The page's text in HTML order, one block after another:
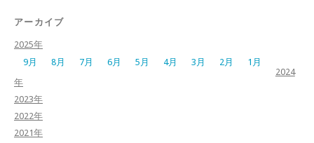
アーカイブ
2025年
9月
8月 7月 6月 5月 4月 3月 2月
1月
2024
年
2023年
2022年
2021年